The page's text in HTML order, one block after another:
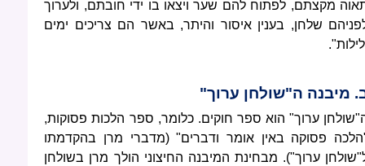
מקצתם, לפתוח להם שער ויצאו בו ידי חובתם, ולערוך
שלחן, בענין איסור והיתר, באשר הם צריכים ימים
מיבנה ה"שולחן ערוך"
ערוך" הוא ספר חוקים. כלומר, ספר הלכות פסוקות,
פסוקה באין אומר ודברים" (מדברי מרן בהקדמתו
ערוך"). מבחינת המיבנה החיצוני הולך מרן בשולחן